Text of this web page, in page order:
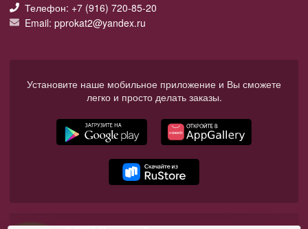
Телефон: +7 (916) 720-85-20
Email: pprokat2@yandex.ru
Установите наше мобильное приложение и Вы сможете
легко и просто делать заказы.